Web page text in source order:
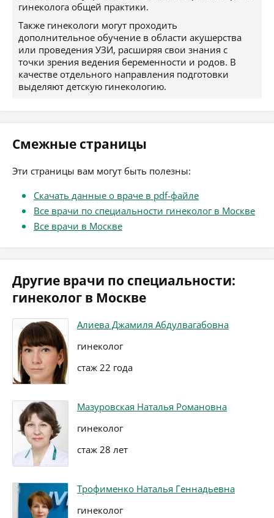
гинеколога общей практики.
Также гинекологи могут проходить
дополнительное обучение в области акушерства
или проведения УЗИ, расширяя свои знания с
точки зрения ведения беременности и родов. В
качестве отдельного направления подготовки
выделяют детскую гинекологию.
Смежные страницы
Эти страницы вам могут быть полезны:
Скачать данные о враче в pdf-файле
Все врачи по специальности гинеколог в Москве
Все врачи в Москве
Другие врачи по специальности:
гинеколог в Москве
Алиева Джамиля Абдулвагабовна
гинеколог
стаж 22 года
Мазуровская Наталья Романовна
гинеколог
стаж 28 лет
Трофименко Наталья Геннадьевна
гинеколог